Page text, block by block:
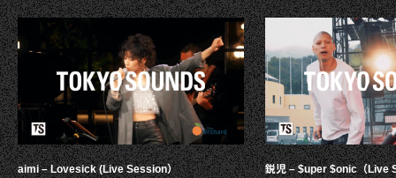
aimi – Lovesick (Live Session） 鋭児 – $uper $onic（Live